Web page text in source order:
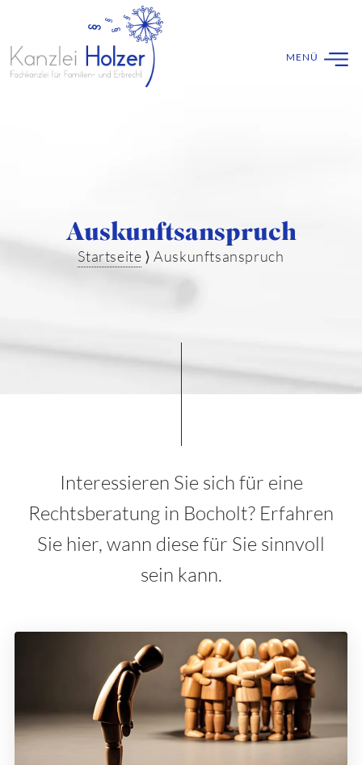
Auskunftsanspruch
Startseite ⟩Auskunftsanspruch
Interessieren Sie sich für eine
Rechtsberatung in Bocholt? Erfahren
Sie hier, wann diese für Sie sinnvoll
sein kann.